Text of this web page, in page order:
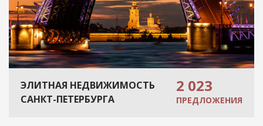
ЭЛИТНАЯ НЕДВИЖИМОСТЬ
САНКТ-ПЕТЕРБУРГА
2 023
ПРЕДЛОЖЕНИЯ